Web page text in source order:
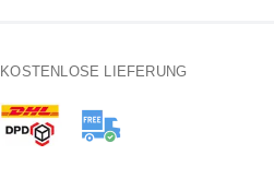
KOSTENLOSE LIEFERUNG